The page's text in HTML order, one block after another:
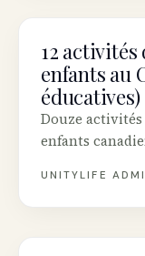
MENTAL HEALTH
12 activités
enfants au
éducatives)
Douze activités
enfants
conscience
anxiété.
UNITYLIFE